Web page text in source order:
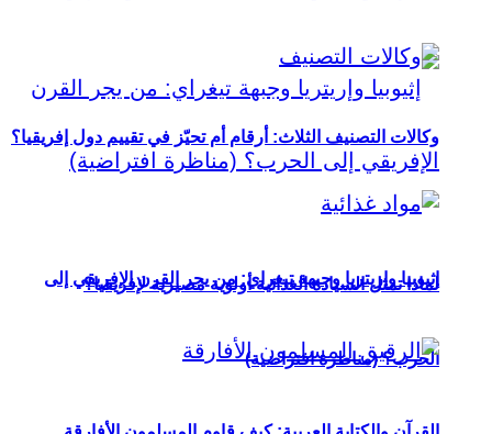
إثيوبيا وإريتريا وجبهة تيغراي: من يجر القرن الإفريقي إلى
الحرب؟ (مناظرة افتراضية)
وكالات التصنيف الثلاث: أرقام أم تحيّز في تقييم دول إفريقيا؟
لماذا تمثل السيادة الغذائية أولوية مصيرية لإفريقيا؟